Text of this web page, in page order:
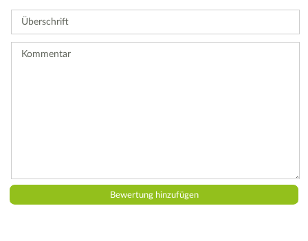
eine